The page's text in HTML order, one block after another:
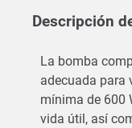
Descripción
La bomba
adecuada para
mínima de 600
vida útil, así